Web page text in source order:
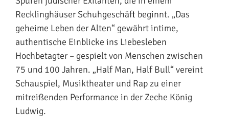
Recklinghäuser Schuhgeschäft beginnt. „Das
geheime Leben der Alten“ gewährt intime,
authentische Einblicke ins Liebesleben
Hochbetagter – gespielt von Menschen zwischen
75 und 100 Jahren. „Half Man, Half Bull“ vereint
Schauspiel, Musiktheater und Rap zu einer
mitreißenden Performance in der Zeche König
Ludwig.